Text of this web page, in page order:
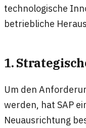
technologische
betriebliche
1.
Um den
werden, hat SAP
Neuausrichtung